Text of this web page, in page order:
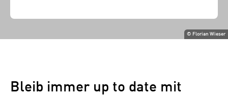
© Florian Wieser
Bleib immer up to date mit